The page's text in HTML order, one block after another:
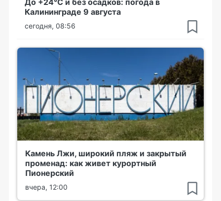
Калининграде 9 августа
сегодня, 08:56
Камень Лжи, широкий пляж и закрытый
променад: как живет курортный
Пионерский
вчера, 12:00